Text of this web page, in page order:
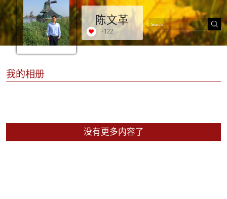
陈文革
+122
我的相册
没有更多内容了